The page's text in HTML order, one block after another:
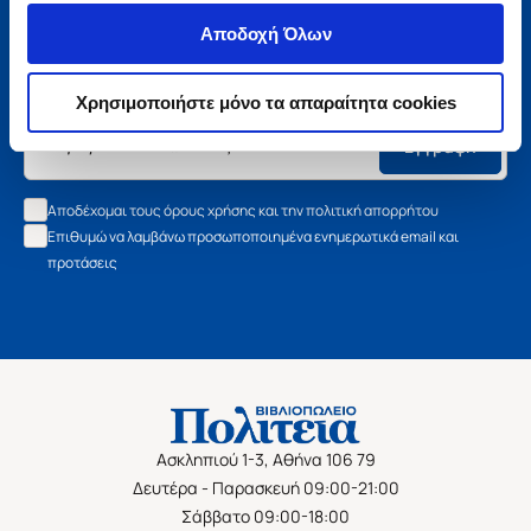
Αποδοχή Όλων
Χρησιμοποιήστε μόνο τα απαραίτητα cookies
Μάθετε τα νέα της Πολιτείας
Εγγραφείτε στο newsletter μας και μάθετε πρώτοι όλα τα
νέα βιβλία, τις εξαιρετικές τιμές και τις εκδηλώσεις μας.
Εγγραφή
Αποδέχομαι τους όρους χρήσης και την πολιτική απορρήτου
Επιθυμώ να λαμβάνω προσωποποιημένα ενημερωτικά email και
προτάσεις
Ασκληπιού 1-3, Αθήνα 106 79
Δευτέρα - Παρασκευή 09:00-21:00
Σάββατο 09:00-18:00